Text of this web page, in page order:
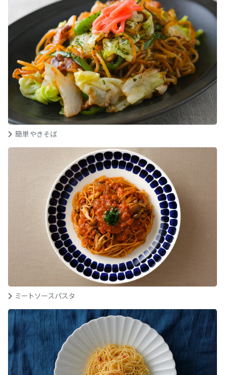
簡単やきそば
ミートソースパスタ